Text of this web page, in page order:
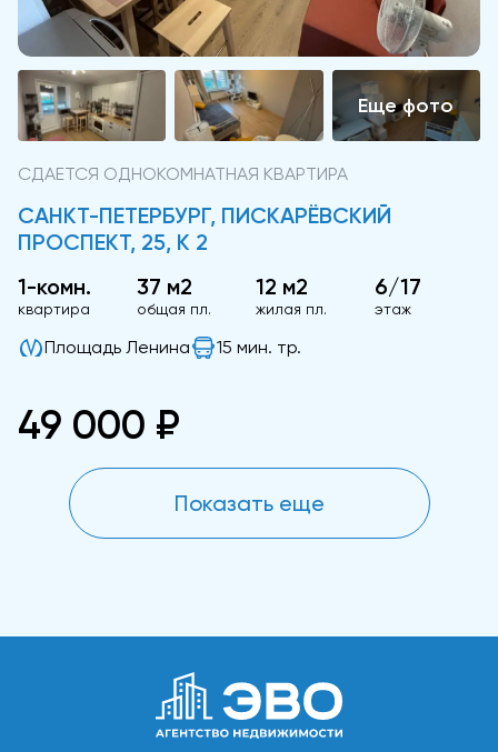
СДАЕТСЯ ОДНОКОМНАТНАЯ КВАРТИРА
САНКТ-ПЕТЕРБУРГ, ПИСКАРЁВСКИЙ
ПРОСПЕКТ, 25, К 2
1-комн.
квартира
37 м2
общая пл.
12 м2
жилая пл.
6/17
этаж
Площадь Ленина 15 мин. тр.
49 000 ₽
Показать еще